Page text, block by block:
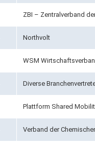
ZBI – Zentralverband
Northvolt
WSM
Diverse
Plattform Shared
Verband der